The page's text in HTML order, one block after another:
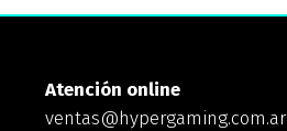
Atención online
ventas@hypergaming.com.ar